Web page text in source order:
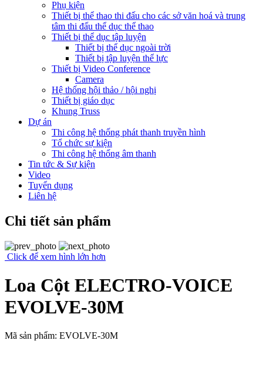
Phụ kiện
Thiết bị thể thao thi đấu cho các sở văn hoá và trung
tâm thi đấu thể dục thể thao
Thiết bị thể dục tập luyện
Thiết bị thể dục ngoài trời
Thiết bị tập luyện thể lực
Thiết bị Video Conference
Camera
Hệ thống hội thảo / hội nghị
Thiết bị giáo dục
Khung Truss
Dự án
Thi công hệ thống phát thanh truyền hình
Tổ chức sự kiện
Thi công hệ thống âm thanh
Tin tức & Sự kiện
Video
Tuyển dụng
Liên hệ
Chi tiết sản phẩm
Click để xem hình lớn hơn
Loa Cột ELECTRO-VOICE
EVOLVE-30M
Mã sản phẩm: EVOLVE-30M